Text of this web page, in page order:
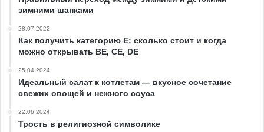
зимними шапками
28.07.2022
Как получить категорию Е: сколько стоит и когда
можно открывать ВЕ, СЕ, DE
25.04.2024
Идеальный салат к котлетам — вкусное сочетание
свежих овощей и нежного соуса
22.06.2024
Трость в религиозной символике